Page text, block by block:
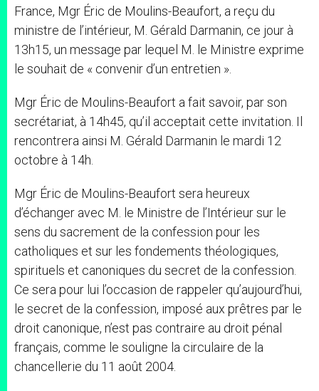
France, Mgr Éric de Moulins-Beaufort, a reçu du
ministre de l’intérieur, M. Gérald Darmanin, ce jour à
13h15, un message par lequel M. le Ministre exprime
le souhait de « convenir d’un entretien ».
Mgr Éric de Moulins-Beaufort a fait savoir, par son
secrétariat, à 14h45, qu’il acceptait cette invitation. Il
rencontrera ainsi M. Gérald Darmanin le mardi 12
octobre à 14h.
Mgr Éric de Moulins-Beaufort sera heureux
d’échanger avec M. le Ministre de l’Intérieur sur le
sens du sacrement de la confession pour les
catholiques et sur les fondements théologiques,
spirituels et canoniques du secret de la confession.
Ce sera pour lui l’occasion de rappeler qu’aujourd’hui,
le secret de la confession, imposé aux prêtres par le
droit canonique, n’est pas contraire au droit pénal
français, comme le souligne la circulaire de la
chancellerie du 11 août 2004.